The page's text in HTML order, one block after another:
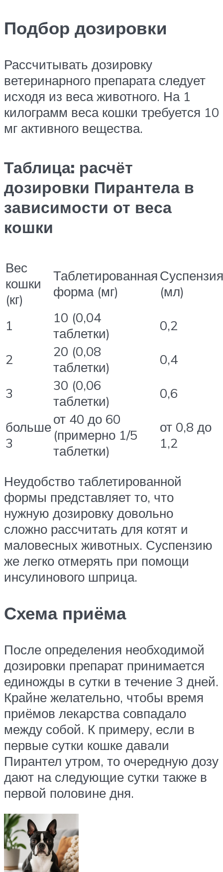
Подбор дозировки
Рассчитывать дозировку
ветеринарного препарата следует
исходя из веса животного. На 1
килограмм веса кошки требуется 10
мг активного вещества.
Таблица: расчёт
дозировки Пирантела в
зависимости от веса
кошки
Вес
кошки
(кг)
Таблетированная
форма (мг)
Суспензия
(мл)
1
10 (0,04
таблетки)
0,2
2
20 (0,08
таблетки)
0,4
3
30 (0,06
таблетки)
0,6
больше
3
от 40 до 60
(примерно 1/5
таблетки)
от 0,8 до
1,2
Неудобство таблетированной
формы представляет то, что
нужную дозировку довольно
сложно рассчитать для котят и
маловесных животных. Суспензию
же легко отмерять при помощи
инсулинового шприца.
Схема приёма
После определения необходимой
дозировки препарат принимается
единожды в сутки в течение 3 дней.
Крайне желательно, чтобы время
приёмов лекарства совпадало
между собой. К примеру, если в
первые сутки кошке давали
Пирантел утром, то очередную дозу
дают на следующие сутки также в
первой половине дня.